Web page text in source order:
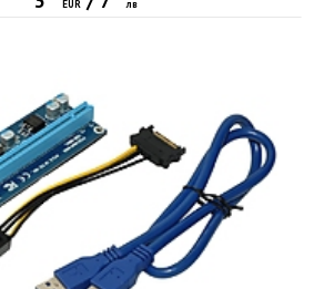
EUR лв